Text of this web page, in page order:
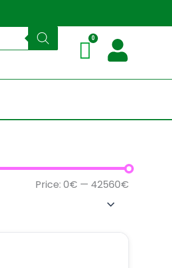
Price: 0€ — 42560€